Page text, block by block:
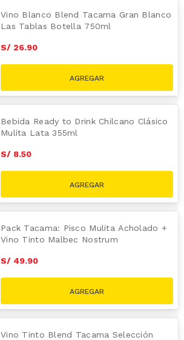
Vino Blanco Blend Tacama Gran Blanco
Las Tablas Botella 750ml
S/ 26.90
Bebida Ready to Drink Chilcano Clásico
Mulita Lata 355ml
S/ 8.50
Pack Tacama: Pisco Mulita Acholado +
Vino Tinto Malbec Nostrum
S/ 49.90
Vino Tinto Blend Tacama Selección